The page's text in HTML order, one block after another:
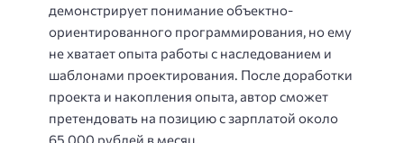
демонстрирует понимание объектно-
ориентированного программирования, но ему
не хватает опыта работы с наследованием и
шаблонами проектирования. После доработки
проекта и накопления опыта, автор сможет
претендовать на позицию с зарплатой около
65 000 рублей в месяц.